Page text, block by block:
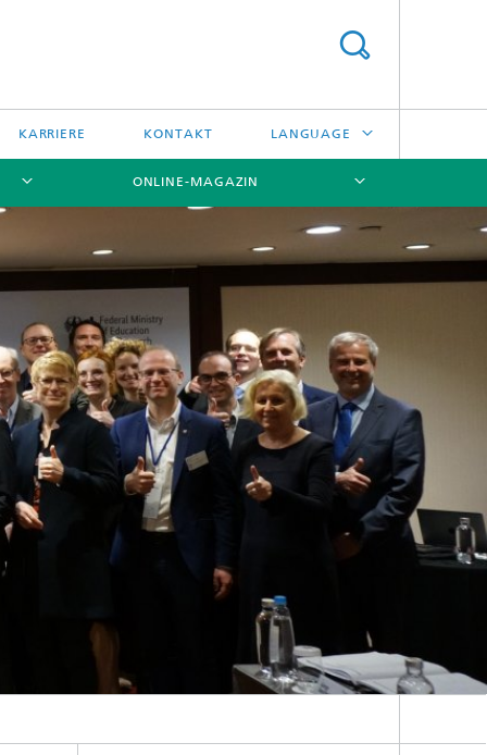
KARRIERE KONTAKT LANGUAGE
日本語
한국어
ONLINE-MAGAZIN
nach Taiwan im Februar 2023 organisiert. Die 22-köpfige Delegation setzte
bestand die Delegation aus Dr. Roland Krüppel (BMBF,), Prof. Ulf